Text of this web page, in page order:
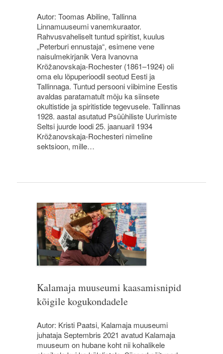
Autor: Toomas Abiline, Tallinna
Linnamuuseumi vanemkuraator.
Rahvusvaheliselt tuntud spiritist, kuulus
„Peterburi ennustaja“, esimene vene
naisulmekirjanik Vera Ivanovna
Krõžanovskaja-Rochester (1861–1924) oli
oma elu lõpuperioodil seotud Eesti ja
Tallinnaga. Tuntud persooni viibimine Eestis
avaldas paratamatult mõju ka siinsete
okultistide ja spiritistide tegevusele. Tallinnas
1928. aastal asutatud Psüühiliste Uurimiste
Seltsi juurde loodi 25. jaanuaril 1934
Krõžanovskaja-Rochesteri nimeline
sektsioon, mille…
Kalamaja muuseumi kaasamisnipid
kõigile kogukondadele
Autor: Kristi Paatsi, Kalamaja muuseumi
juhataja Septembris 2021 avatud Kalamaja
muuseum on hubane koht nii kohalikele